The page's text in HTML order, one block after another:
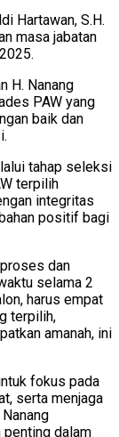
Hartawan, S.H.
masa jabatan
H. Nanang
PAW yang
baik dan
tahap seleksi
terpilih
integritas
positif bagi
dan
selama 2
harus empat
terpilih,
amanah, ini
fokus pada
serta menjaga
penting dalam